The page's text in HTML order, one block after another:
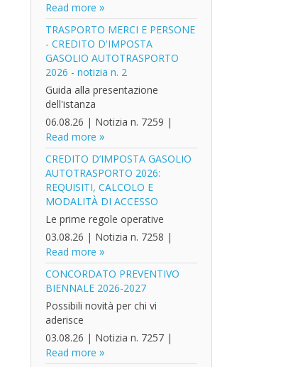
Read more
TRASPORTO MERCI E PERSONE
- CREDITO D'IMPOSTA
GASOLIO AUTOTRASPORTO
2026 - notizia n. 2
Guida alla presentazione
dell'istanza
06.08.26 | Notizia n. 7259 |
Read more
CREDITO D’IMPOSTA GASOLIO
AUTOTRASPORTO 2026:
REQUISITI, CALCOLO E
MODALITÀ DI ACCESSO
Le prime regole operative
03.08.26 | Notizia n. 7258 |
Read more
CONCORDATO PREVENTIVO
BIENNALE 2026-2027
Possibili novità per chi vi
aderisce
03.08.26 | Notizia n. 7257|
Read more